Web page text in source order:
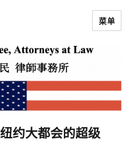
菜单
约大都会的超级